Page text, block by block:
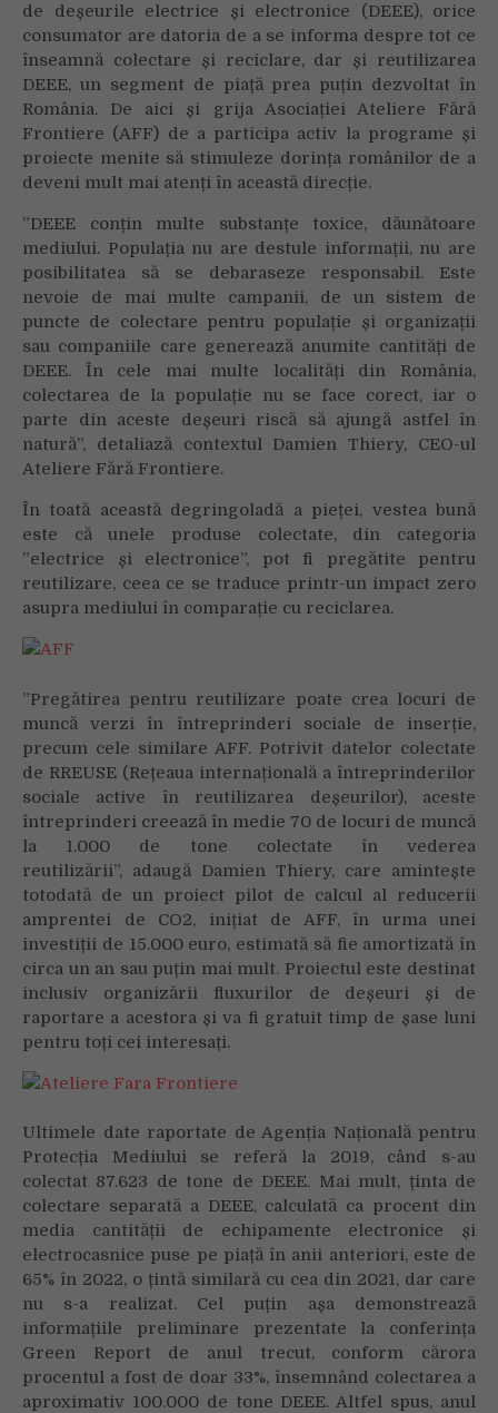
reciclarea
și
reutilizarea
DEEE
de deșeurile electrice și electronice (DEEE), orice
consumator are datoria de a se informa despre tot ce
înseamnă colectare și reciclare, dar și reutilizarea
DEEE, un segment de piață prea puțin dezvoltat în
România. De aici și grija Asociației Ateliere Fără
Frontiere (AFF) de a participa activ la programe și
proiecte menite să stimuleze dorința românilor de a
deveni mult mai atenți în această direcție.
”DEEE conțin multe substanțe toxice, dăunătoare
mediului. Populația nu are destule informații, nu are
posibilitatea să se debaraseze responsabil. Este
nevoie de mai multe campanii, de un sistem de
puncte de colectare pentru populație și organizații
sau companiile care generează anumite cantități de
DEEE. În cele mai multe localități din România,
colectarea de la populație nu se face corect, iar o
parte din aceste deșeuri riscă să ajungă astfel în
natură”, detaliază contextul Damien Thiery, CEO-ul
Ateliere Fără Frontiere.
În toată această degringoladă a pieței, vestea bună
este că unele produse colectate, din categoria
”electrice și electronice”, pot fi pregătite pentru
reutilizare, ceea ce se traduce printr-un impact zero
asupra mediului în comparație cu reciclarea.
”Pregătirea pentru reutilizare poate crea locuri de
muncă verzi în întreprinderi sociale de inserție,
precum cele similare AFF. Potrivit datelor colectate
de RREUSE (Rețeaua internațională a întreprinderilor
sociale active în reutilizarea deșeurilor), aceste
întreprinderi creează în medie 70 de locuri de muncă
la 1.000 de tone colectate în vederea
reutilizării”, adaugă Damien Thiery, care amintește
totodată de un proiect pilot de calcul al reducerii
amprentei de CO2, inițiat de AFF, în urma unei
investiții de 15.000 euro, estimată să fie amortizată în
circa un an sau puțin mai mult. Proiectul este destinat
inclusiv organizării fluxurilor de deșeuri și de
raportare a acestora și va fi gratuit timp de șase luni
pentru toți cei interesați.
Ultimele date raportate de Agenția Națională pentru
Protecția Mediului se referă la 2019, când s-au
colectat 87.623 de tone de DEEE. Mai mult, ținta de
colectare separată a DEEE, calculată ca procent din
media cantității de echipamente electronice și
electrocasnice puse pe piață în anii anteriori, este de
65% în 2022, o țintă similară cu cea din 2021, dar care
nu s-a realizat. Cel puțin așa demonstrează
informațiile preliminare prezentate la conferința
Green Report de anul trecut, conform cărora
procentul a fost de doar 33%, însemnând colectarea a
aproximativ 100.000 de tone DEEE. Altfel spus, anul